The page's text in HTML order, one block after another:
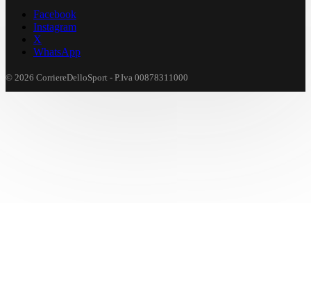
Facebook
Instagram
X
WhatsApp
© 2026 CorriereDelloSport - P.Iva 00878311000